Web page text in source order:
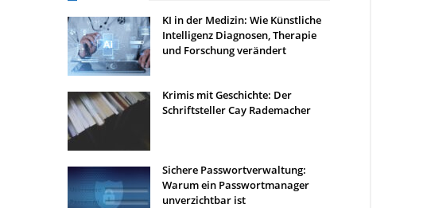
KI in der Medizin: Wie Künstliche
Intelligenz Diagnosen, Therapie
und Forschung verändert
Krimis mit Geschichte: Der
Schriftsteller Cay Rademacher
Sichere Passwortverwaltung:
Warum ein Passwortmanager
unverzichtbar ist